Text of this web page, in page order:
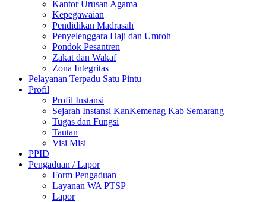
Kantor Urusan Agama
Kepegawaian
Pendidikan Madrasah
Penyelenggara Haji dan Umroh
Pondok Pesantren
Zakat dan Wakaf
Zona Integritas
Pelayanan Terpadu Satu Pintu
Profil
Profil Instansi
Sejarah Instansi KanKemenag Kab Semarang
Tugas dan Fungsi
Tautan
Visi Misi
PPID
Pengaduan / Lapor
Form Pengaduan
Layanan WA PTSP
Lapor